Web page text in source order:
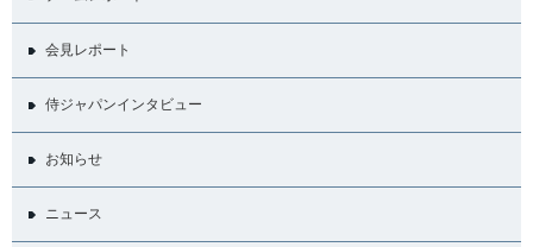
会見レポート
侍ジャパンインタビュー
お知らせ
ニュース